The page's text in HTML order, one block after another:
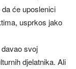
će uposlenici
usprkos jako
svoj
djelatnika. Ali